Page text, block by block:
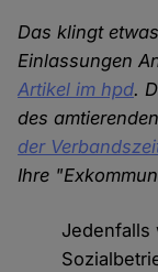
Das klingt
Einlassungen
Artikel im hpd.
des amtierenden
der
Ihre
Jedenfalls